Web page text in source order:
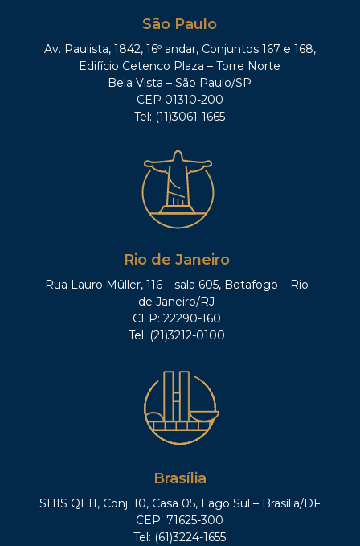
São Paulo
Av. Paulista, 1842, 16º andar, Conjuntos 167 e 168,
Edifício Cetenco Plaza – Torre Norte
Bela Vista – São Paulo/SP
CEP 01310-200
Tel: (11)3061-1665
Rio de Janeiro
Rua Lauro Müller, 116 – sala 605, Botafogo – Rio
de Janeiro/RJ
CEP: 22290-160
Tel: (21)3212-0100
Brasília
SHIS QI 11, Conj. 10, Casa 05, Lago Sul – Brasília/DF
CEP: 71625-300
Tel: (61)3224-1655